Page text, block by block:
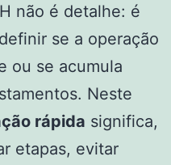
não é detalhe: é
se a operação
ou se acumula
Neste
rápida significa,
etapas, evitar